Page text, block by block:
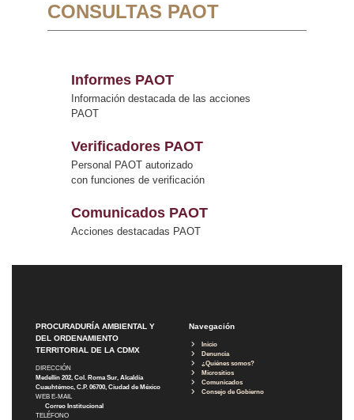
CONSULTAS PAOT
Informes PAOT
Información destacada de las acciones
PAOT
Verificadores PAOT
Personal PAOT autorizado
con funciones de verificación
Comunicados PAOT
Acciones destacadas PAOT
PROCURADURÍA AMBIENTAL Y
DEL ORDENAMIENTO
TERRITORIAL DE LA CDMX
DIRECCIÓN
Medellín 202, Col. Roma Sur, Alcaldía
Cuauhtémoc, C.P. 06700, Ciudad de México
WEB E-MAIL
Correo Institucional
TELÉFONO
Navegación
Inicio
Denuncia
¿Quiénes somos?
Micrositios
Comunicados
Consejo de Gobierno